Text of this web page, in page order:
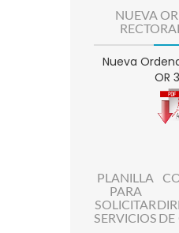
NUEVA
Nueva
OR
PLANILLA
PARA
SOLICITAR
SERVICIOS DE